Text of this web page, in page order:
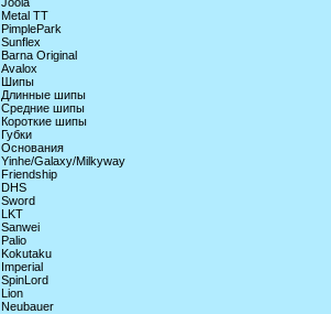
Metal TT
PimplePark
Sunflex
Barna Original
Avalox
Шипы
Длинные шипы
Средние шипы
Короткие шипы
Губки
Основания
Yinhe/Galaxy/Milkyway
Friendship
DHS
Sword
LKT
Sanwei
Palio
Kokutaku
Imperial
SpinLord
Lion
Neubauer